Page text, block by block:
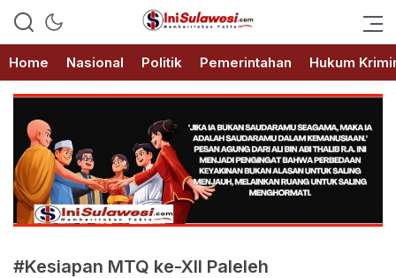
IniSulawesi.com
Memberitakan Fakta
Home
Nasional Politik Pemerintahan Hukum
#Kesiapan MTQ ke-XII Paleleh